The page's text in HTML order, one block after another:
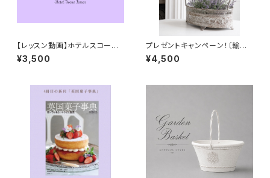
【レッスン動画】ホテルスコーン
（レシピ・資料付き）
¥3,500
プレゼントキャンペーン！〔輸入
雑貨〕シャビースタイル・バード
バスケット
¥4,500